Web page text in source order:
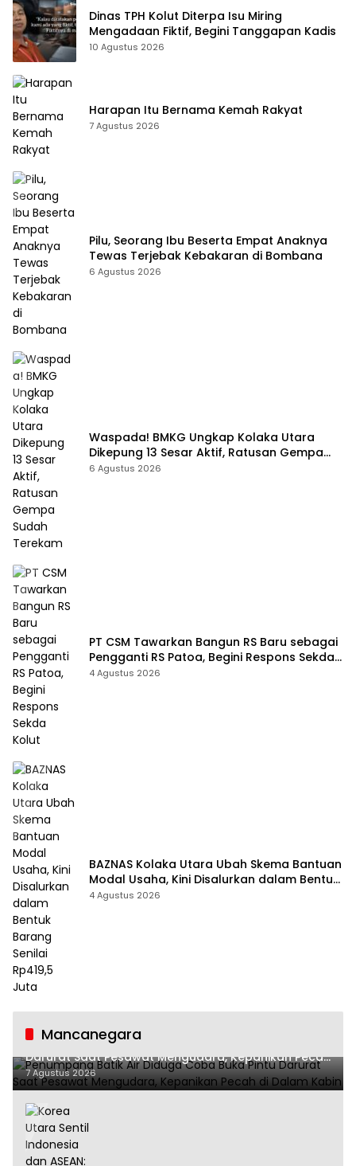
Dinas TPH Kolut Diterpa Isu Miring
Mengadaan Fiktif, Begini Tanggapan Kadis
10 Agustus 2026
Harapan Itu Bernama Kemah Rakyat
7 Agustus 2026
Pilu, Seorang Ibu Beserta Empat Anaknya
Tewas Terjebak Kebakaran di Bombana
6 Agustus 2026
Waspada! BMKG Ungkap Kolaka Utara
Dikepung 13 Sesar Aktif, Ratusan Gempa
Sudah Terekam
6 Agustus 2026
PT CSM Tawarkan Bangun RS Baru sebagai
Pengganti RS Patoa, Begini Respons Sekda
Kolut
4 Agustus 2026
BAZNAS Kolaka Utara Ubah Skema Bantuan
Modal Usaha, Kini Disalurkan dalam Bentuk
Barang Senilai Rp419,5 Juta
4 Agustus 2026
Mancanegara
Penumpang Batik Air Diduga Coba Buka Pintu
Darurat Saat Pesawat Mengudara, Kepanikan Pecah
di Dalam Kabin
7 Agustus 2026